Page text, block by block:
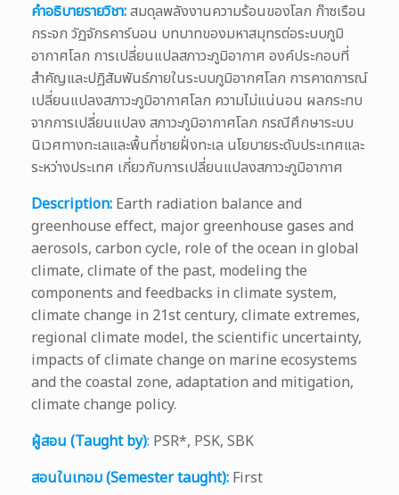
คำอธิบายรายวิชา:สมดุลพลังงานความร้อนของโลก ก๊าซเรือน
กระจก วัฏจักรคาร์บอน บทบาทของมหาสมุทรต่อระบบภูมิ
อากาศโลก การเปลี่ยนแปลสภาวะภูมิอากาศ องค์ประกอบที่
สำคัญและปฏิสัมพันธ์ภายในระบบภูมิอากศโลก การคาดการณ์
เปลี่ยนแปลงสภาวะภูมิอากาศโลก ความไม่แน่นอน ผลกระทบ
จากการเปลี่ยนแปลง สภาวะภูมิอากาศโลก กรณีศึกษาระบบ
นิเวศทางทะเลและพื้นที่ชายฝั่งทะเล นโยบายระดับประเทศและ
ระหว่างประเทศ เกี่ยวกับการเปลี่ยนแปลงสภาวะภูมิอากาศ
Description: Earth radiation balance and
greenhouse effect, major greenhouse gases and
aerosols, carbon cycle, role of the ocean in global
climate, climate of the past, modeling the
components and feedbacks in climate system,
climate change in 21st century, climate extremes,
regional climate model, the scientific uncertainty,
impacts of climate change on marine ecosystems
and the coastal zone, adaptation and mitigation,
climate change policy.
ผู้สอน (Taught by): PSR*, PSK, SBK
สอนในเทอม (Semester taught): First